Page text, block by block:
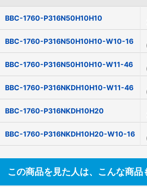
BBC-1760-P316N50H10H10
BBC-1760-P316N50H10H10-W10-16
BBC-1760-P316N50H10H10-W11-46
BBC-1760-P316NKDH10H10-W11-46
BBC-1760-P316NKDH10H20
BBC-1760-P316NKDH10H20-W10-16
この商品を見た人は、こんな商品